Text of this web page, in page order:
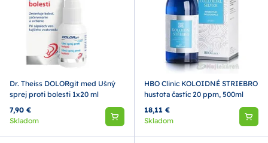
Dr. Theiss DOLORgit med Ušný
sprej proti bolesti 1x20 ml
7,90 €
Skladom
HBO Clinic KOLOIDNÉ STRIEBRO
hustota častíc 20 ppm, 500ml
18,11 €
Skladom